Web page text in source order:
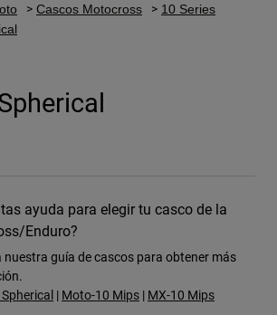
Cascos Motocross
10 Series
ayuda para elegir tu casco de la
Enduro?
nuestra guía de cascos para obtener más
| Moto-10 Mips | MX-10 Mips